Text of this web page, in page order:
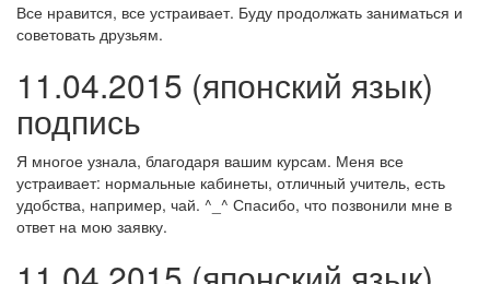
Все нравится, все устраивает. Буду продолжать заниматься и
советовать друзьям.
11.04.2015 (японский язык)
подпись
Я многое узнала, благодаря вашим курсам. Меня все
устраивает: нормальные кабинеты, отличный учитель, есть
удобства, например, чай. ^_^ Спасибо, что позвонили мне в
ответ на мою заявку.